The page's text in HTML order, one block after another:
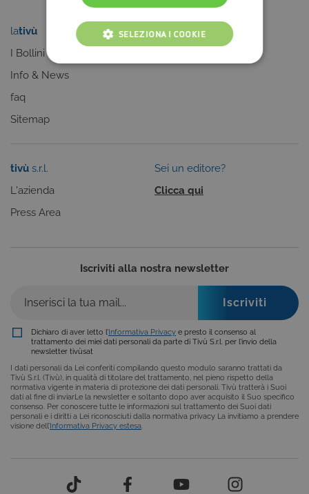
lativù
I Bollini
Info & News
faq
Sitemap
mytivù
tivù s.r.l.
L'azienda
Press Area
Sei un editore?
Clicca qui
Iscriviti alla nostra newsletter
Dichiaro di aver letto l’Informativa Privacy e presto il consenso al
trattamento dei miei dati personali da parte di Tivù S.r.l. per l’invio della
newsletter tivùsat
I dati personali da Lei conferiti compilando questo modulo saranno trattati da
Tivù S.r.l. (Tivù), in qualità di titolare del trattamento, nel pieno rispetto della
normativa vigente in materia di protezione dei dati personali. Tivù tratterà i Suoi
dati al fine di inviarLe la newsletter e soltanto dopo aver acquisito il Suo specifico
consenso. Per conoscere tutte le informazioni sul trattamento dei Suoi dati
personali e i diritti a Lei riconosciuti dalla normativa privacy La invitiamo a prendere
visione dell’Informativa Privacy estesa
SELEZIONA I COOKIE
COOKIE TECNICI
funzionamento del nostro sito e non possono
navigazione, che costituiscono una richiesta di
Inoltre, ti permetteranno di navigare sul sito
ricordando le scelte e in base ai criteri da te
selezionati (es. lingua, prodotti presenti nel
carrello). È possibile impostare il browser per
bloccare i cookie tecnici o essere avvisati
riguardo alla loro installazione, ma in tal caso
alcune parti del sito non funzioneranno
correttamente. Questi cookie non archiviano, di
norma, dati personali.
ASP.NET_SessionId
Corporation
Sessione